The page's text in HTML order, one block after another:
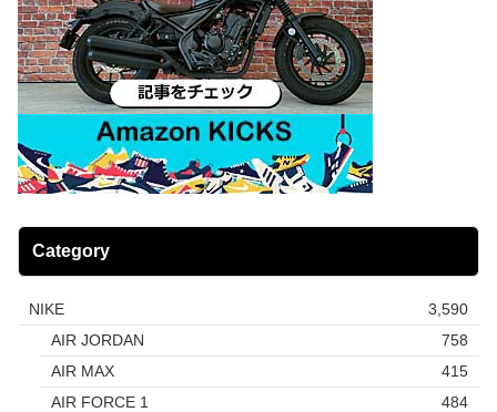
Category
NIKE
3,590
AIR JORDAN
758
AIR MAX
415
AIR FORCE 1
484